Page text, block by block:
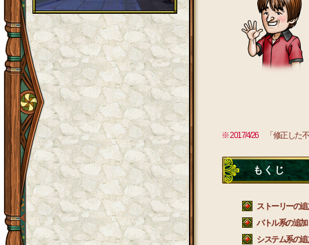
※ 2017/4/26 「修正した
もくじ
ストーリーの
バトル系の追
システム系の